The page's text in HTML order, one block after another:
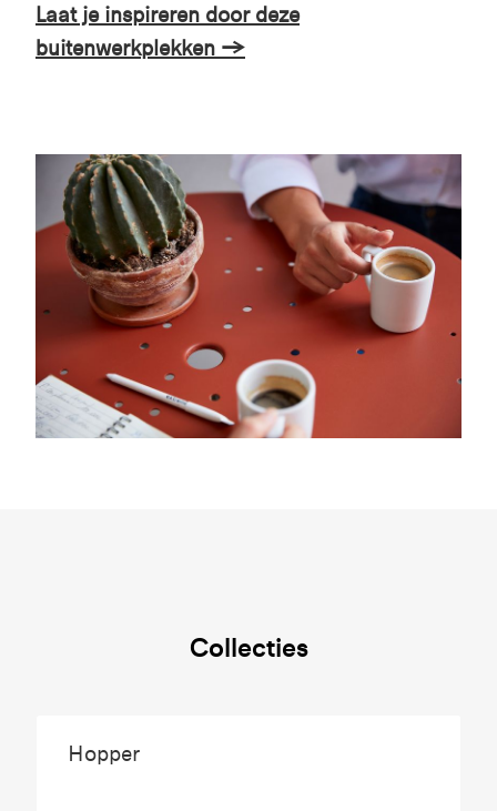
Laat je inspireren door deze
buitenwerkplekken →
Collecties
Hopper